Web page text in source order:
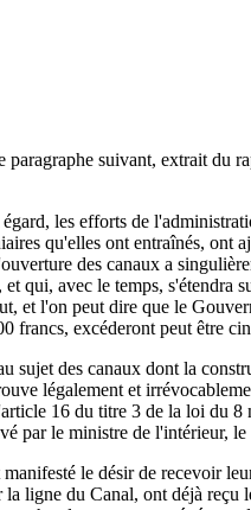
suivant, extrait du
les efforts de
qu'elles ont entraînés, ont
des canaux a
qui, avec le temps, s'étendra
et l'on peut dire que le
francs, excéderont peut être
sujet des canaux dont la
légalement et
16 du titre 3 de la loi du
par le ministre de l'intérieur,
le désir de recevoir
ligne du Canal, ont déjà reçu